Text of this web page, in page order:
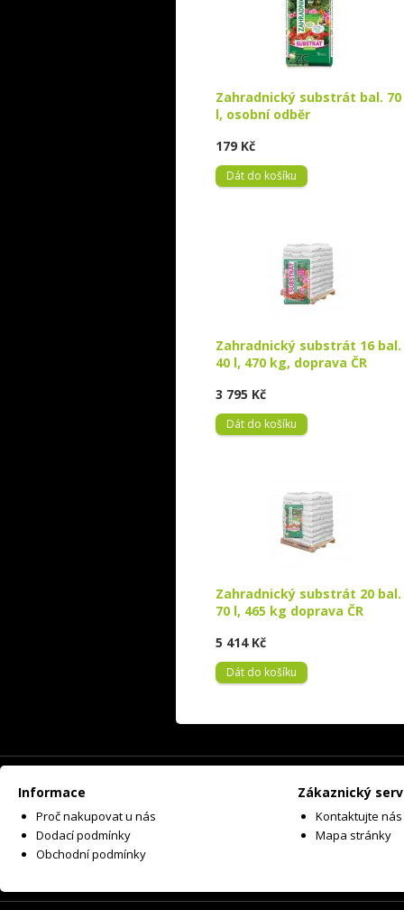
Zahradnický substrát bal. 70
l, osobní odběr
179 Kč
Dát do košíku
Zahradnický substrát 16 bal.
40 l, 470 kg, doprava ČR
3 795 Kč
Dát do košíku
Zahradnický substrát 20 bal.
70 l, 465 kg doprava ČR
5 414 Kč
Dát do košíku
Informace
Proč nakupovat u nás
Dodací podmínky
Obchodní podmínky
Zákaznický
Kontaktujte nás
Mapa stránky